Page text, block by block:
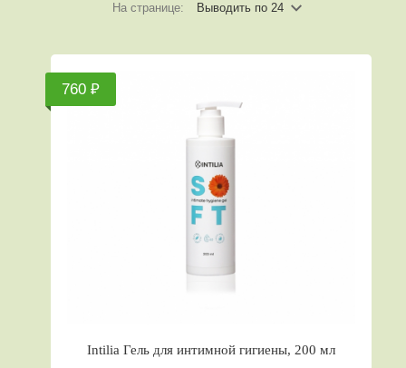
На странице:
Выводить по 24
760 ₽
Intilia Гель для интимной гигиены, 200 мл